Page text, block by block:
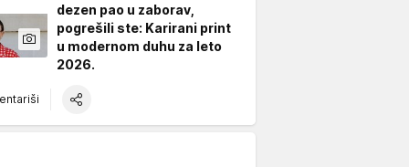
dezen pao u zaborav,
pogrešili ste: Karirani print
u modernom duhu za leto
2026.